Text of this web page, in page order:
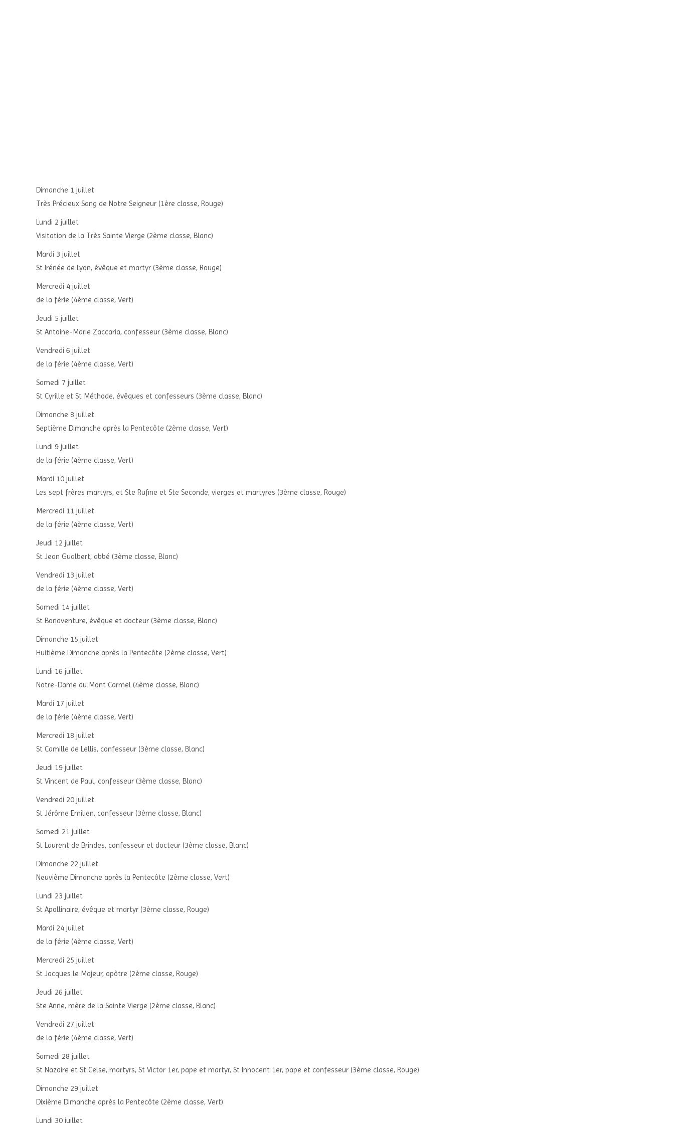
Dimanche 1 juillet
Très Précieux Sang de Notre Seigneur (1ère classe, Rouge)
Lundi 2 juillet
Visitation de la Très Sainte Vierge (2ème classe, Blanc)
Mardi 3 juillet
St Irénée de Lyon, évêque et martyr (3ème classe, Rouge)
Mercredi 4 juillet
de la férie (4ème classe, Vert)
Jeudi 5 juillet
St Antoine-Marie Zaccaria, confesseur (3ème classe, Blanc)
Vendredi 6 juillet
de la férie (4ème classe, Vert)
Samedi 7 juillet
St Cyrille et St Méthode, évêques et confesseurs (3ème classe, Blanc)
Dimanche 8 juillet
Septième Dimanche après la Pentecôte (2ème classe, Vert)
Lundi 9 juillet
de la férie (4ème classe, Vert)
Mardi 10 juillet
Les sept frères martyrs, et Ste Rufine et Ste Seconde, vierges et martyres (3ème classe, Rouge)
Mercredi 11 juillet
de la férie (4ème classe, Vert)
Jeudi 12 juillet
St Jean Gualbert, abbé (3ème classe, Blanc)
Vendredi 13 juillet
de la férie (4ème classe, Vert)
Samedi 14 juillet
St Bonaventure, évêque et docteur (3ème classe, Blanc)
Dimanche 15 juillet
Huitième Dimanche après la Pentecôte (2ème classe, Vert)
Lundi 16 juillet
Notre-Dame du Mont Carmel (4ème classe, Blanc)
Mardi 17 juillet
de la férie (4ème classe, Vert)
Mercredi 18 juillet
St Camille de Lellis, confesseur (3ème classe, Blanc)
Jeudi 19 juillet
St Vincent de Paul, confesseur (3ème classe, Blanc)
Vendredi 20 juillet
St Jérôme Emilien, confesseur (3ème classe, Blanc)
Samedi 21 juillet
St Laurent de Brindes, confesseur et docteur (3ème classe, Blanc)
Dimanche 22 juillet
Neuvième Dimanche après la Pentecôte (2ème classe, Vert)
Lundi 23 juillet
St Apollinaire, évêque et martyr (3ème classe, Rouge)
Mardi 24 juillet
de la férie (4ème classe, Vert)
Mercredi 25 juillet
St Jacques le Majeur, apôtre (2ème classe, Rouge)
Jeudi 26 juillet
Ste Anne, mère de la Sainte Vierge (2ème classe, Blanc)
Vendredi 27 juillet
de la férie (4ème classe, Vert)
Samedi 28 juillet
St Nazaire et St Celse, martyrs, St Victor 1er, pape et martyr, St Innocent 1er, pape et confesseur (3ème classe, Rouge)
Dimanche 29 juillet
Dixième Dimanche après la Pentecôte (2ème classe, Vert)
Lundi 30 juillet